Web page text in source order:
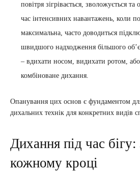
повітря зігрівається, зволожується
час інтенсивних навантажень, коли
максимальна, часто доводиться
швидшого надходження більшого
– вдихати носом, видихати ротом,
комбіноване дихання.
Опанування цих основ є фундаментом
дихальних технік для конкретних видів
Дихання під час бігу:
кожному кроці